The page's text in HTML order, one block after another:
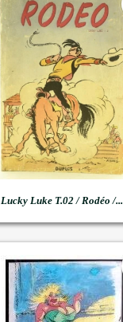
Lucky Luke T.02 / Rodéo /...